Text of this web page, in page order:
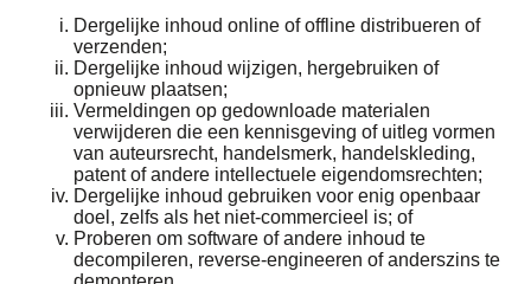
Dergelijke inhoud online of offline distribueren of
verzenden;
Dergelijke inhoud wijzigen, hergebruiken of
opnieuw plaatsen;
Vermeldingen op gedownloade materialen
verwijderen die een kennisgeving of uitleg vormen
van auteursrecht, handelsmerk, handelskleding,
patent of andere intellectuele eigendomsrechten;
Dergelijke inhoud gebruiken voor enig openbaar
doel, zelfs als het niet-commercieel is; of
Proberen om software of andere inhoud te
decompileren, reverse-engineeren of anderszins te